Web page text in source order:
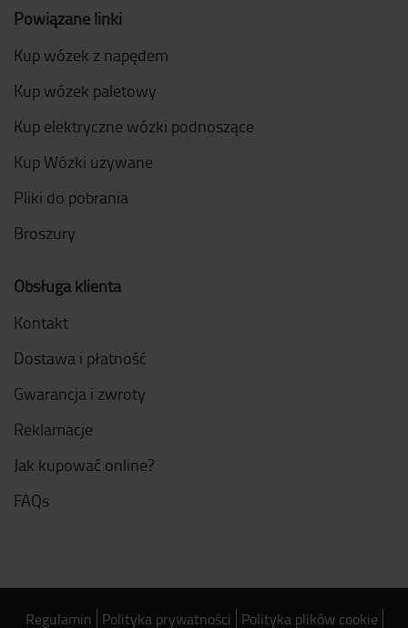
Powiązane linki
Kup wózek z napędem
Kup wózek paletowy
Kup elektryczne wózki podnoszące
Kup Wózki używane
Pliki do pobrania
Broszury
Obsługa klienta
Kontakt
Dostawa i płatność
Gwarancja i zwroty
Reklamacje
Jak kupować online?
FAQs
Regulamin Polityka prywatności Polityka plików cookie